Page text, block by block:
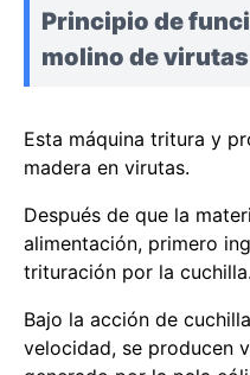
Principio de
molino de
Esta máquina tritura y
madera en virutas.
Después de que la
alimentación, primero
trituración por la cuchilla.
Bajo la acción de
velocidad, se producen